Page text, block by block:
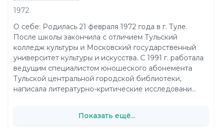
1972
О себе: Родилась 21 февраля 1972 года в г. Туле.
После школы закончила с отличием Тульский
колледж культуры и Московский государственный
университет культуры и искусства. С 1991 г. работала
ведущим специалистом юношеского абонемента
Тульской центральной городской библиотеки,
написала литературно-критические исследовани...
Показать ещё...